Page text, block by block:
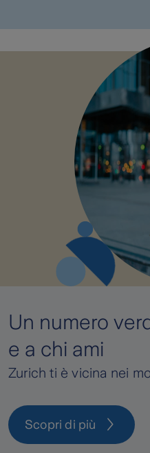
Un numero
e a chi ami
Zurich ti è vicina nei
Scopri di più